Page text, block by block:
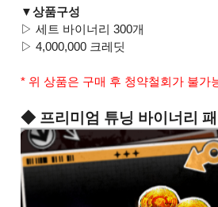
▼상품구성
▷ 세트 바이너리 300개
▷ 4,000,000 크레딧
* 위 상품은 구매 후 청약철회가 불가
◆ 프리미엄 튜닝 바이너리 패